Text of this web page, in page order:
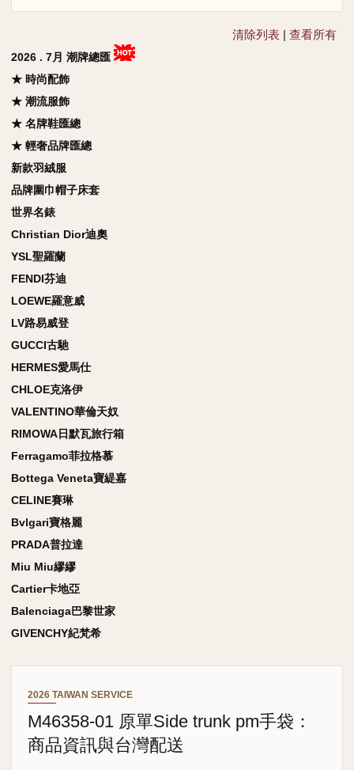
清除列表 | 查看所有
2026 . 7月 潮牌總匯
★ 時尚配飾
★ 潮流服飾
★ 名牌鞋匯總
★ 輕奢品牌匯總
新款羽絨服
品牌圍巾帽子床套
世界名錶
Christian Dior迪奧
YSL聖羅蘭
FENDI芬迪
LOEWE羅意威
LV路易威登
GUCCI古馳
HERMES愛馬仕
CHLOE克洛伊
VALENTINO華倫天奴
RIMOWA日默瓦旅行箱
Ferragamo菲拉格慕
Bottega Veneta寶緹嘉
CELINE賽琳
Bvlgari寶格麗
PRADA普拉達
Miu Miu繆繆
Cartier卡地亞
Balenciaga巴黎世家
GIVENCHY紀梵希
2026 TAIWAN SERVICE
M46358-01 原單Side trunk pm手袋：
商品資訊與台灣配送